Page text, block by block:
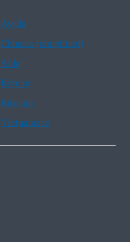
Ayuda
Chinese (simplified)
Aide
Korean
Russian
Vietnamese